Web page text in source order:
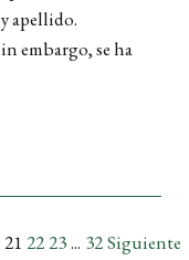
apellido.
embargo, se ha
21 2223... 32Siguiente